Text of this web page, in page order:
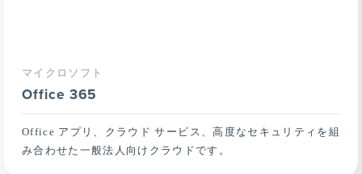
マイクロソフト
Office 365
Office アプリ、クラウド サービス、高度なセキュリティを組
み合わせた一般法人向けクラウドです。